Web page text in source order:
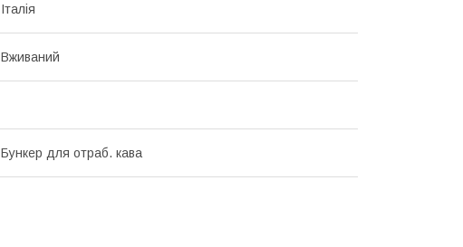
Італія
Вживаний
Бункер для отраб. кава